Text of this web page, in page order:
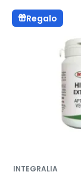
Regalo
INTEGRALIA